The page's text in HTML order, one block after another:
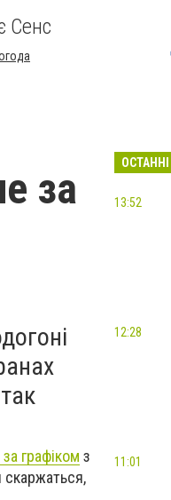
Сенс
за
графіком з
скаржаться,
13:52
12:28
11:01